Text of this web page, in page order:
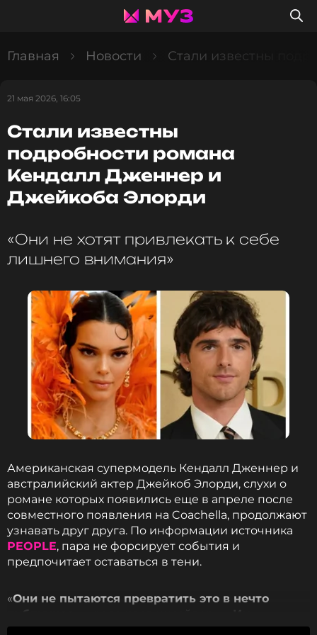
Главная Новости Стали известны
21 мая 2026, 16:05
Стали известны
подробности романа
Кендалл Дженнер и
Джейкоба Элорди
«Они не хотят привлекать к себе
лишнего внимания»
Американская супермодель Кендалл Дженнер и
австралийский актер Джейкоб Элорди, слухи о
романе которых появились еще в апреле после
совместного появления на Coachella, продолжают
узнавать друг друга. По информации источника
PEOPLE, пара не форсирует события и
предпочитает оставаться в тени.
«Они не пытаются превратить это в нечто
публичное
нравится проводить время вместе в более